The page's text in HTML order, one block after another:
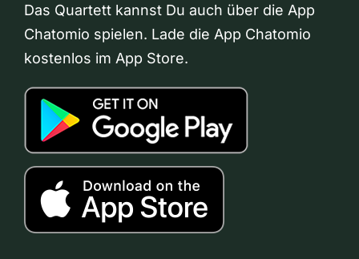
Das Quartett kannst Du auch über die App
Chatomio spielen. Lade die App Chatomio
kostenlos im App Store.